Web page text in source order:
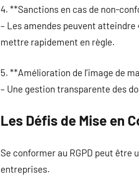
4. **Sanctions en cas de non-
– Les amendes peuvent
mettre rapidement en règle.
5. **Amélioration de l’image de
– Une gestion transparente des
Les Défis de Mise en
Se conformer au RGPD peut
entreprises.